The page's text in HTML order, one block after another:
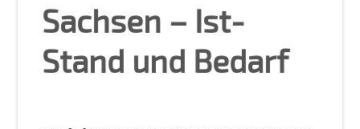
Sachsen – Ist-
Stand und Bedarf